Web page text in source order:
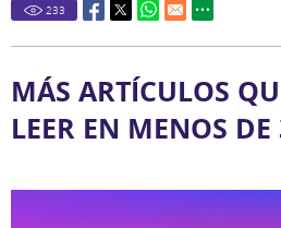
233
MÁS ARTÍCULOS
LEER EN MENOS